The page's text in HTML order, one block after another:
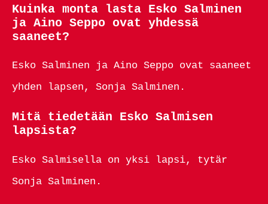
Kuinka monta lasta Esko Salminen
ja Aino Seppo ovat yhdessä
saaneet?
Esko Salminen ja Aino Seppo ovat saaneet
yhden lapsen, Sonja Salminen.
Mitä tiedetään Esko Salmisen
lapsista?
Esko Salmisella on yksi lapsi, tytär
Sonja Salminen.